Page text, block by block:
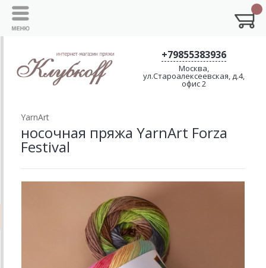
+79855383936
Москва,
ул.Староалексеевская, д.4,
офис 2
YarnArt
носочная пряжа YarnArt Forza
Festival